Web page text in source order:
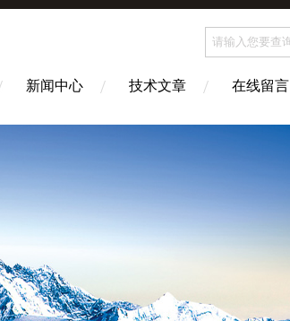
新闻中心 技术文章 在线留言